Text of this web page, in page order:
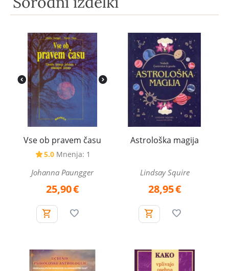
Vse ob pravem času
5.0 Mnenja: 1
Johanna Paungger
25,90€
Astrološka magija
Lindsay Squire
28,95€